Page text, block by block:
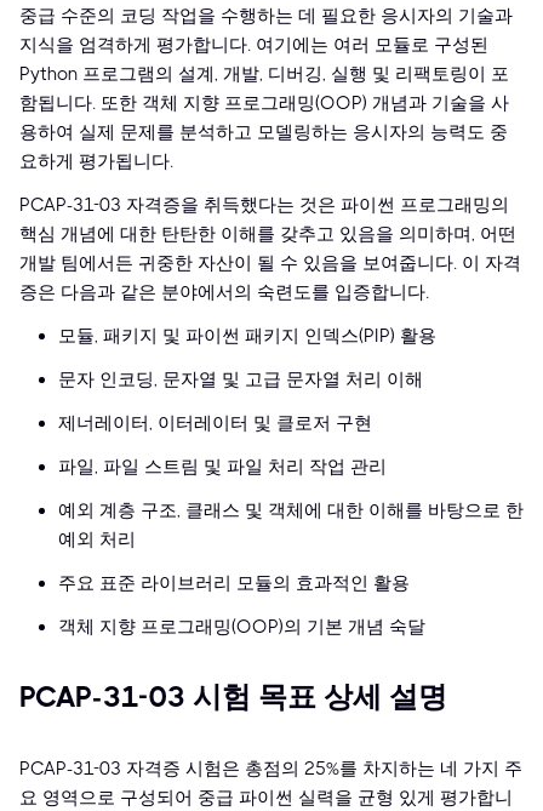
중급 수준의 코딩 작업을 수행하는 데 필요한 응시자의 기술과
지식을 엄격하게 평가합니다. 여기에는 여러 모듈로 구성된
Python 프로그램의 설계, 개발, 디버깅, 실행 및 리팩토링이 포
함됩니다. 또한 객체 지향 프로그래밍(OOP) 개념과 기술을 사
용하여 실제 문제를 분석하고 모델링하는 응시자의 능력도 중
요하게 평가됩니다.
PCAP-31-03 자격증을 취득했다는 것은 파이썬 프로그래밍의
핵심 개념에 대한 탄탄한 이해를 갖추고 있음을 의미하며, 어떤
개발 팀에서든 귀중한 자산이 될 수 있음을 보여줍니다. 이 자격
증은 다음과 같은 분야에서의 숙련도를 입증합니다.
모듈, 패키지 및 파이썬 패키지 인덱스(PIP) 활용
문자 인코딩, 문자열 및 고급 문자열 처리 이해
제너레이터, 이터레이터 및 클로저 구현
파일, 파일 스트림 및 파일 처리 작업 관리
예외 계층 구조, 클래스 및 객체에 대한 이해를 바탕으로 한
예외 처리
주요 표준 라이브러리 모듈의 효과적인 활용
객체 지향 프로그래밍(OOP)의 기본 개념 숙달
PCAP-31-03 시험 목표 상세 설명
PCAP-31-03 자격증 시험은 총점의 25%를 차지하는 네 가지 주
요 영역으로 구성되어 중급 파이썬 실력을 균형 있게 평가합니